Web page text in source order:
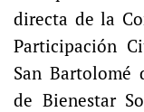
directa de la
Participación
San Bartolomé
de Bienestar